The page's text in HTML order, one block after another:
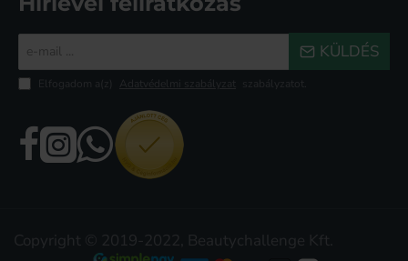
mail
...
KÜLDÉS
Elfogadom a(z) Adatvédelmi szabályzat szabályzatot.
Copyright © 2019-2022, Beautychallenge Kft.